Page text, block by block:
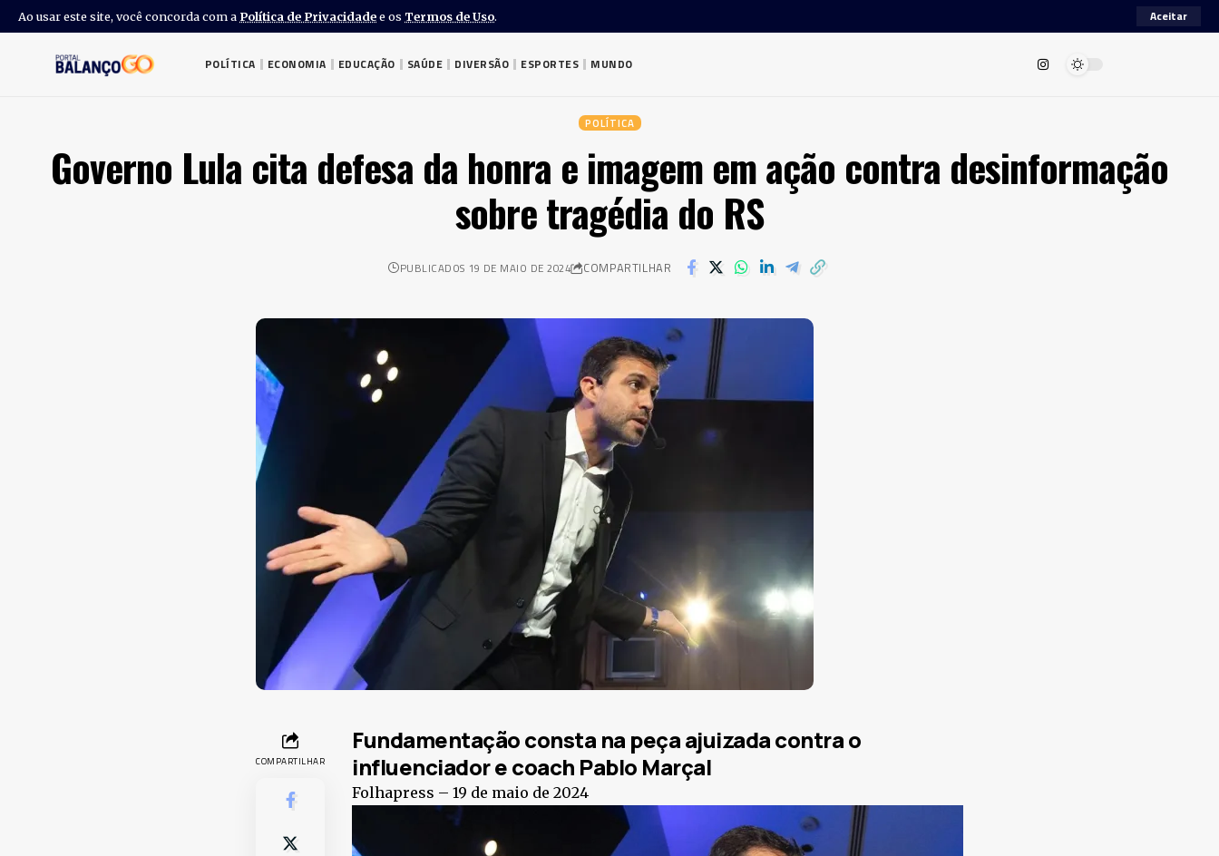
Ao usar este site, você concorda com a Política de Privacidadee os Termos de Uso. Aceitar
POLÍTICA ECONOMIA EDUCAÇÃO SAÚDE DIVERSÃO ESPORTES MUNDO
POLÍTICA
Governo Lula cita defesa da honra e imagem em ação contra desinformação
sobre tragédia do RS
PUBLICADOS 19 DE MAIO DE 2024 COMPARTILHAR
COMPARTILHAR
Fundamentação consta na peça ajuizada contra o
influenciador e coach Pablo Marçal
Folhapress – 19 de maio de 2024